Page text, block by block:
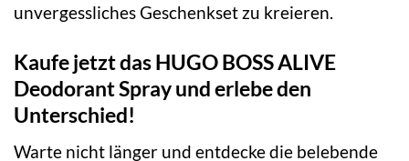
unvergessliches Geschenkset zu kreieren.
Kaufe jetzt das HUGO BOSS ALIVE
Deodorant Spray und erlebe den
Unterschied!
Warte nicht länger und entdecke die belebende